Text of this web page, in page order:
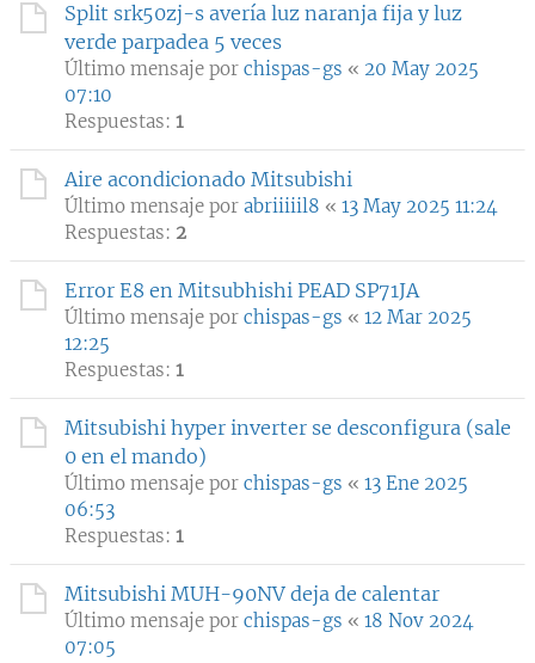
Split srk50zj-s avería luz naranja fija y luz
verde parpadea 5 veces
Último mensaje por chispas-gs « 20 May 2025
07:10
Respuestas: 1
Aire acondicionado Mitsubishi
Último mensaje por abriiiiil8 « 13 May 2025 11:24
Respuestas: 2
Error E8 en Mitsubhishi PEAD SP71JA
Último mensaje por chispas-gs « 12 Mar 2025
12:25
Respuestas: 1
Mitsubishi hyper inverter se desconfigura (sale
0 en el mando)
Último mensaje por chispas-gs « 13 Ene 2025
06:53
Respuestas: 1
Mitsubishi MUH-90NV deja de calentar
Último mensaje por chispas-gs « 18 Nov 2024
07:05